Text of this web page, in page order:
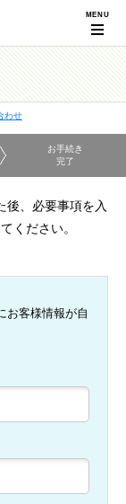
わせ
お手続き
完了
後、必要事項を入
ください。
お客様情報が自